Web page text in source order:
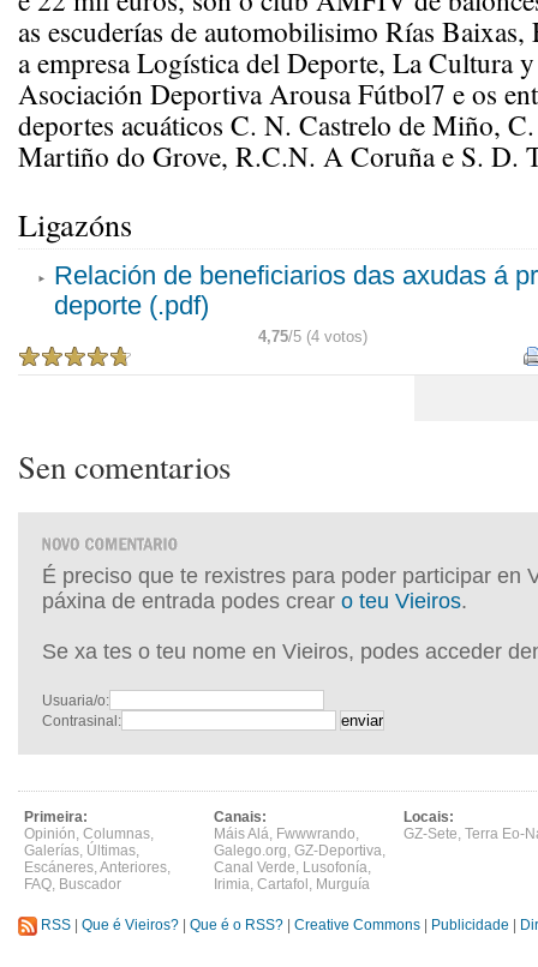
as escuderías de automobilisimo Rías Baixas,
a empresa Logística del Deporte, La Cultura
Asociación Deportiva Arousa Fútbol7 e os
deportes acuáticos C. N. Castrelo de Miño,
Martiño do Grove, R.C.N. A Coruña e S. D.
Ligazóns
Relación de beneficiarios das axudas á
deporte (.pdf)
4,75/5 (4 votos)
Sen comentarios
É preciso que te rexistres para poder participar en
páxina de entrada podes crear o teu Vieiros.
Se xa tes o teu nome en Vieiros, podes acceder
Usuaria/o:
Contrasinal:
Primeira:
Opinión, Columnas,
Galerías, Últimas,
Escáneres,Anteriores,
FAQ, Buscador
Canais:
Máis Alá, Fwwwrando,
Galego.org, GZ-Deportiva,
Canal Verde, Lusofonía,
Irimia, Cartafol , Murguía
Locais:
GZ-Sete, Terra Eo-
RSS Que é Vieiros? Que é o RSS? Creative Commons Publicidade